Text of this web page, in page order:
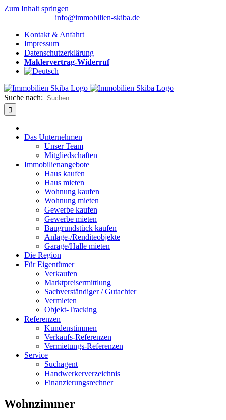
Zum Inhalt springen
|info@immobilien-skiba.de
Kontakt & Anfahrt
Impressum
Datenschutzerklärung
Maklervertrag-Widerruf
Suche nach:
Das Unternehmen
Unser Team
Mitgliedschaften
Immobilienangebote
Haus kaufen
Haus mieten
Wohnung kaufen
Wohnung mieten
Gewerbe kaufen
Gewerbe mieten
Baugrundstück kaufen
Anlage-/Renditeobjekte
Garage/Halle mieten
Die Region
Für Eigentümer
Verkaufen
Marktpreisermittlung
Sachverständiger / Gutachter
Vermieten
Objekt-Tracking
Referenzen
Kundenstimmen
Verkaufs-Referenzen
Vermietungs-Referenzen
Service
Suchagent
Handwerkerverzeichnis
Finanzierungsrechner
Wohnzimmer